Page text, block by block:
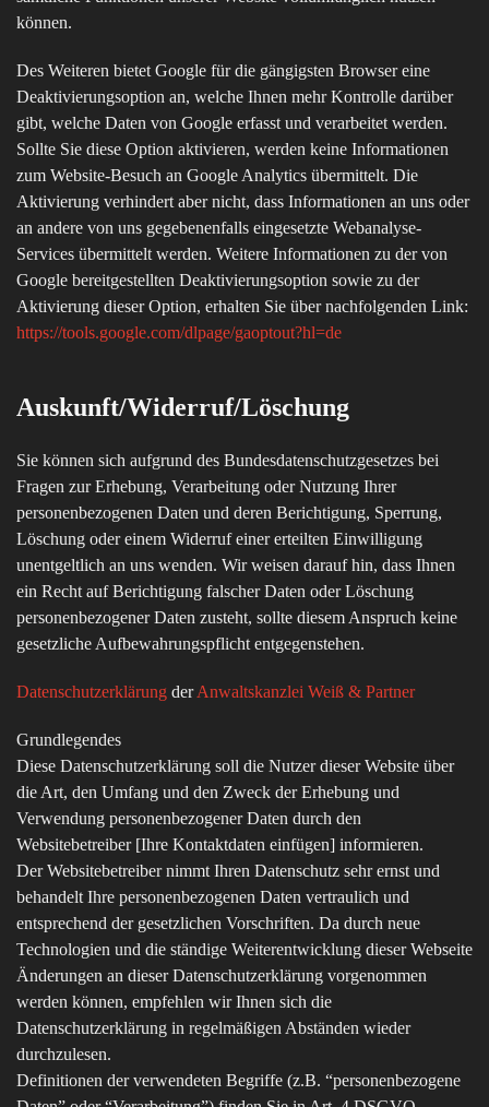
können.
Des Weiteren bietet Google für die gängigsten Browser eine
Deaktivierungsoption an, welche Ihnen mehr Kontrolle darüber
gibt, welche Daten von Google erfasst und verarbeitet werden.
Sollte Sie diese Option aktivieren, werden keine Informationen
zum Website-Besuch an Google Analytics übermittelt. Die
Aktivierung verhindert aber nicht, dass Informationen an uns oder
an andere von uns gegebenenfalls eingesetzte Webanalyse-
Services übermittelt werden. Weitere Informationen zu der von
Google bereitgestellten Deaktivierungsoption sowie zu der
Aktivierung dieser Option, erhalten Sie über nachfolgenden Link:
https://tools.google.com/dlpage/gaoptout?hl=de
Auskunft/Widerruf/Löschung
Sie können sich aufgrund des Bundesdatenschutzgesetzes bei
Fragen zur Erhebung, Verarbeitung oder Nutzung Ihrer
personenbezogenen Daten und deren Berichtigung, Sperrung,
Löschung oder einem Widerruf einer erteilten Einwilligung
unentgeltlich an uns wenden. Wir weisen darauf hin, dass Ihnen
ein Recht auf Berichtigung falscher Daten oder Löschung
personenbezogener Daten zusteht, sollte diesem Anspruch keine
gesetzliche Aufbewahrungspflicht entgegenstehen.
Datenschutzerklärung derAnwaltskanzlei Weiß & Partner
Grundlegendes
Diese Datenschutzerklärung soll die Nutzer dieser Website über
die Art, den Umfang und den Zweck der Erhebung und
Verwendung personenbezogener Daten durch den
Websitebetreiber [Ihre Kontaktdaten einfügen] informieren.
Der Websitebetreiber nimmt Ihren Datenschutz sehr ernst und
behandelt Ihre personenbezogenen Daten vertraulich und
entsprechend der gesetzlichen Vorschriften. Da durch neue
Technologien und die ständige Weiterentwicklung dieser Webseite
Änderungen an dieser Datenschutzerklärung vorgenommen
werden können, empfehlen wir Ihnen sich die
Datenschutzerklärung in regelmäßigen Abständen wieder
durchzulesen.
Definitionen der verwendeten Begriffe (z.B. “personenbezogene